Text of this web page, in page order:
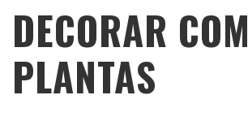
DECORAR COM
PLANTAS